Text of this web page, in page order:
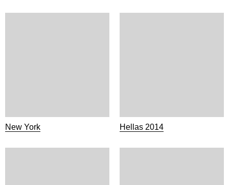
New York Hellas 2014